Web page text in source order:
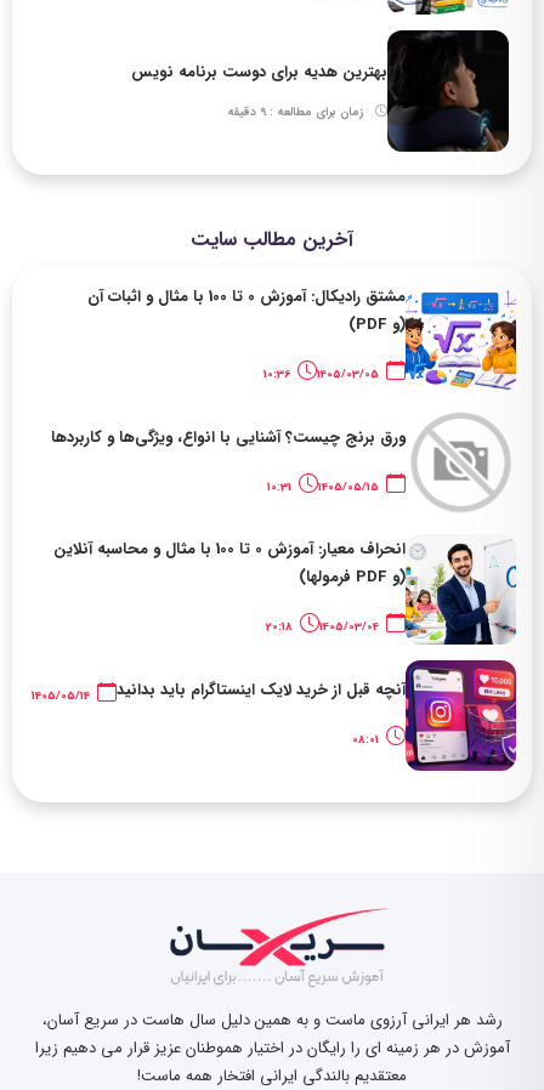
بهترین هدیه برای دوست برنامه نویس
زمان برای مطالعه : 9 دقیقه
آخرین مطالب سایت
مشتق رادیکال: آموزش 0 تا 100 با مثال و اثبات آن
(و PDF)
10:36
ورق برنج چیست؟ آشنایی با انواع، ویژگی‌ها و کاربردها
انحراف معیار: آموزش 0 تا 100 با مثال و محاسبه آنلاین
(و PDF فرمولها)
20:18
آنچه قبل از خرید لایک اینستاگرام باید بدانید
رشد هر ایرانی آرزوی ماست و به همین دلیل سال هاست در سریع آسان،
آموزش در هر زمینه ای را رایگان در اختیار هموطنان عزیز قرار می دهیم زیرا
معتقدیم بالندگی ایرانی افتخار همه ماست!